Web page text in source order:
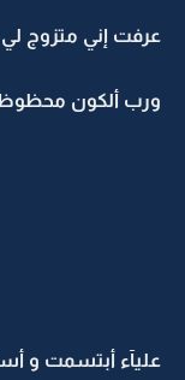
عرفت إني متزوج
ورب ألكون محظوظ
عليآء أبتسمت و